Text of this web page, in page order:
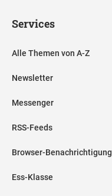
Services
Alle Themen von A-Z
Newsletter
Messenger
RSS-Feeds
Browser-Benachrichtigung
Ess-Klasse